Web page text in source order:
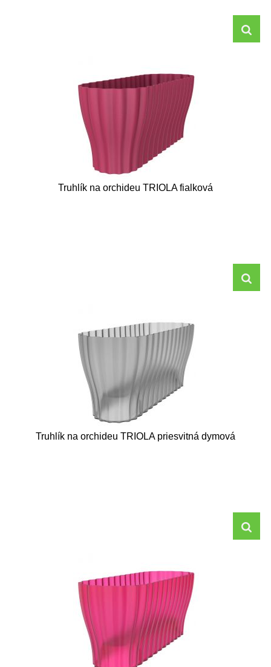
Truhlík na orchideu TRIOLA fialková
Truhlík na orchideu TRIOLA priesvitná dymová